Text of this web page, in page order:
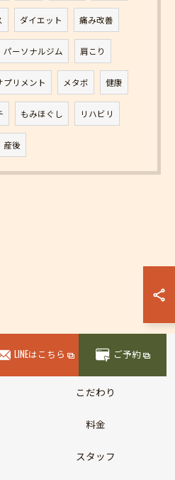
ダイエット 痛み改善
パーソナルジム 肩こり
プリメント メタボ 健康
もみほぐし リハビリ
産後
LINEはこちら ご予約
こだわり
料金
スタッフ